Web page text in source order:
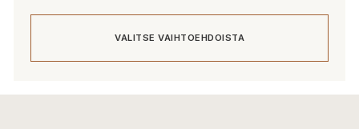
VALITSE VAIHTOEHDOISTA